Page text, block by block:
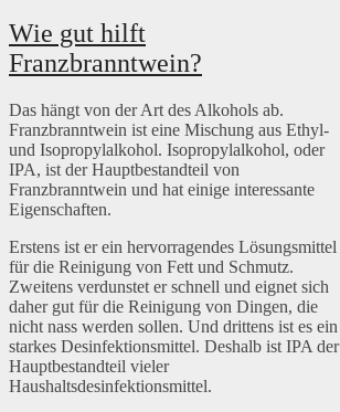
Wie gut hilft
Franzbranntwein?
Das hängt von der Art des Alkohols ab.
Franzbranntwein ist eine Mischung aus Ethyl-
und Isopropylalkohol. Isopropylalkohol, oder
IPA, ist der Hauptbestandteil von
Franzbranntwein und hat einige interessante
Eigenschaften.
Erstens ist er ein hervorragendes Lösungsmittel
für die Reinigung von Fett und Schmutz.
Zweitens verdunstet er schnell und eignet sich
daher gut für die Reinigung von Dingen, die
nicht nass werden sollen. Und drittens ist es ein
starkes Desinfektionsmittel. Deshalb ist IPA der
Hauptbestandteil vieler
Haushaltsdesinfektionsmittel.